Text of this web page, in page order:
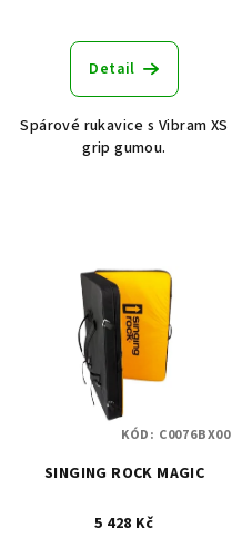
Detail
Spárové rukavice s Vibram XS
grip gumou.
SINGING ROCK MAGIC
5 428 Kč
KÓD: C0076BX00